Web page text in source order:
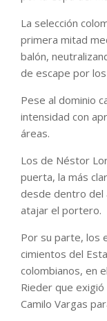
La selección
primera mitad
balón,
de escape por
Pese al dominio
intensidad con
áreas.
Los de Néstor
puerta, la más
desde dentro del
atajar el portero.
Por su parte, los
cimientos del
colombianos, en
Rieder que
Camilo Vargas